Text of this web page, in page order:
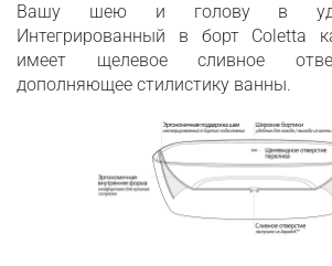
Вашу шею и голову в
Интегрированный в борт Coletta
имеет щелевое сливное
дополняющее стилистику ванны.